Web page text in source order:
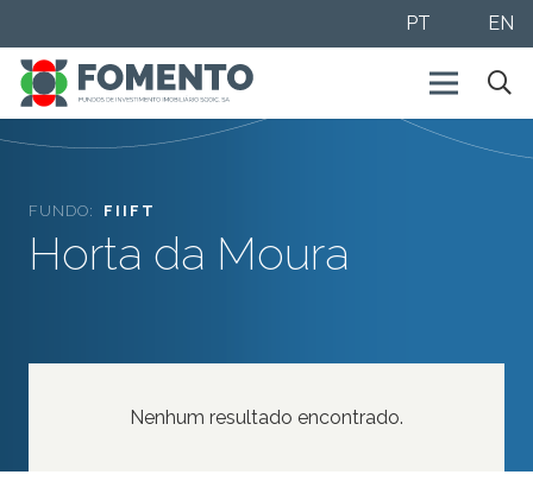
PT EN
Nenhum resultado encontrado.
FUNDO: FIIFT
Horta da Moura